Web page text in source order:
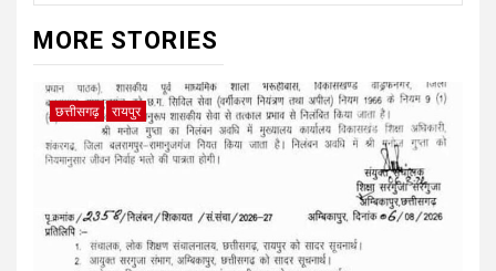
MORE STORIES
छत्तीसगढ़ रायपुर